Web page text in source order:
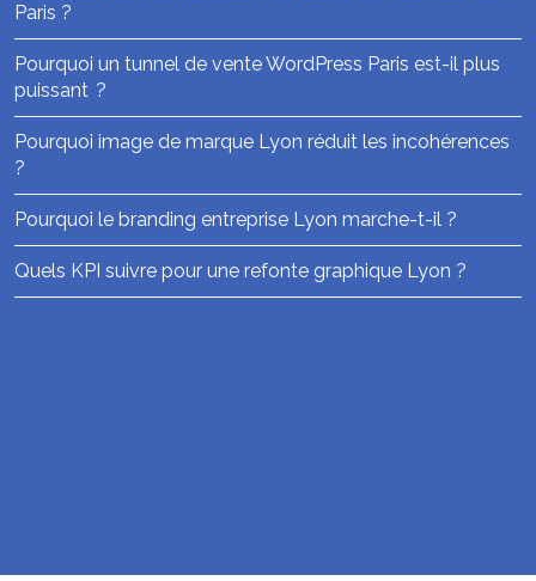
Paris ?
Pourquoi un tunnel de vente WordPress Paris est-il plus
puissant ?
Pourquoi image de marque Lyon réduit les incohérences
?
Pourquoi le branding entreprise Lyon marche-t-il ?
Quels KPI suivre pour une refonte graphique Lyon ?